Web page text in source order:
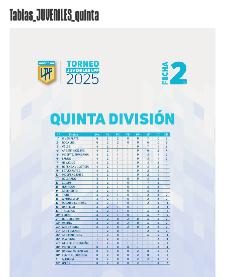
Tablas_JUVENILES_quinta